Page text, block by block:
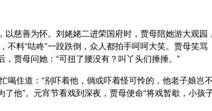
以慈善为怀。刘姥姥二进荣国府时，贾母陪她游大观园
料“咕咚”一跤跌倒，众人都拍手呵呵大笑。贾母笑骂
贾母问她：“可扭了腰没有？叫丫头们捶捶。”
喝住道：“别吓着他，倘或吓着怪可怜的，他老子娘岂
他”。元宵节看戏到深夜，贾母便命“将戏暂歇，小孩